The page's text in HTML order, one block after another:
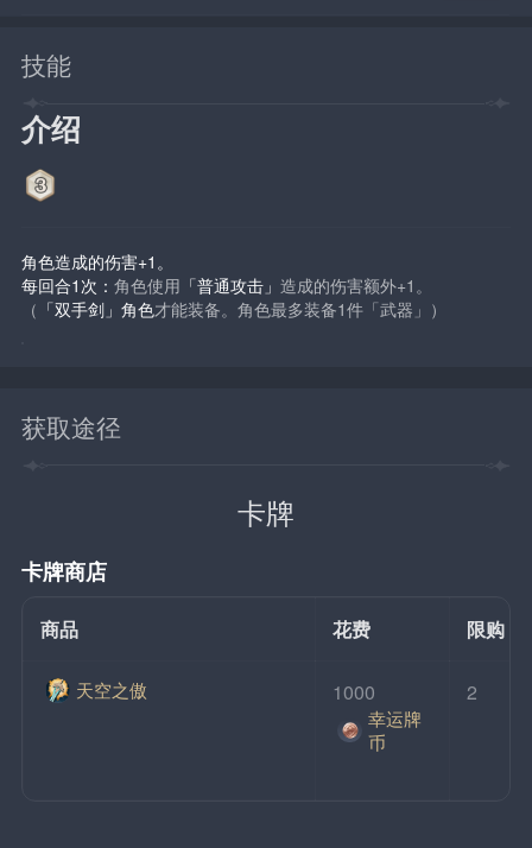
技能
介绍
角色造成的伤害+1。
每回合1次：角色使用 「普通攻击」造成的伤害额外+1。
（ 「双手剑」角色才能装备。角色最多装备1件「武器」）
获取途径
卡牌
卡牌商店
商品 花费 限购
天空之傲 1000
幸运牌
币
2